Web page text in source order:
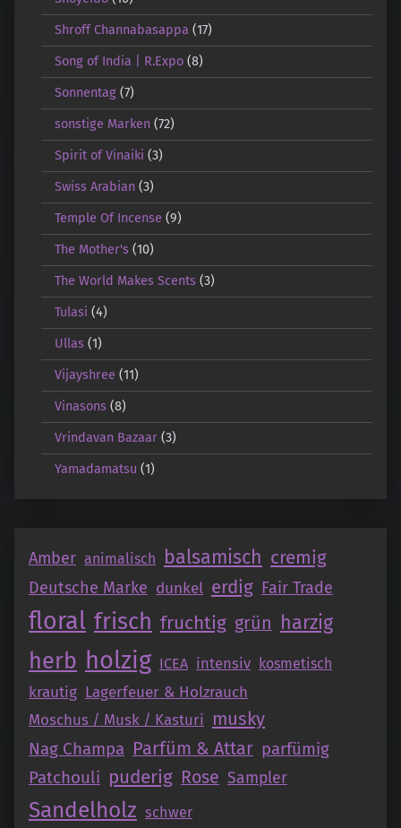
Shroff Channabasappa (17)
Song of India | R.Expo(8)
Sonnentag(7)
sonstige Marken(72)
Spirit of Vinaiki (3)
Swiss Arabian(3)
Temple Of Incense (9)
The Mother's(10)
The World Makes Scents(3)
Tulasi (4)
Ullas(1)
Vijayshree (11)
Vinasons(8)
Vrindavan Bazaar(3)
Yamadamatsu (1)
Amber animalisch balsamisch cremig
Deutsche Marke dunkel erdig Fair Trade
floral frisch fruchtig grün harzig
herb holzig ICEA intensiv kosmetisch
krautig Lagerfeuer & Holzrauch
Moschus / Musk / Kasturi musky
Nag Champa Parfüm & Attar parfümig
Patchouli puderig Rose Sampler
Sandelholz schwer